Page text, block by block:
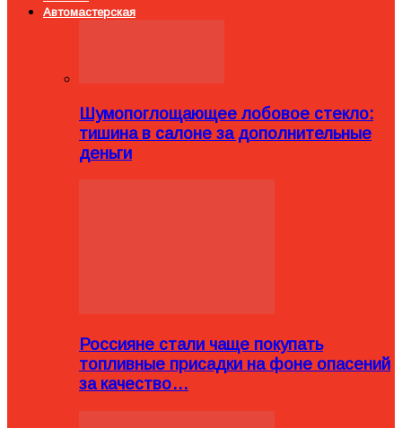
Автомастерская
Шумопоглощающее лобовое стекло:
тишина в салоне за дополнительные
деньги
Россияне стали чаще покупать
топливные присадки на фоне опасений
за качество…